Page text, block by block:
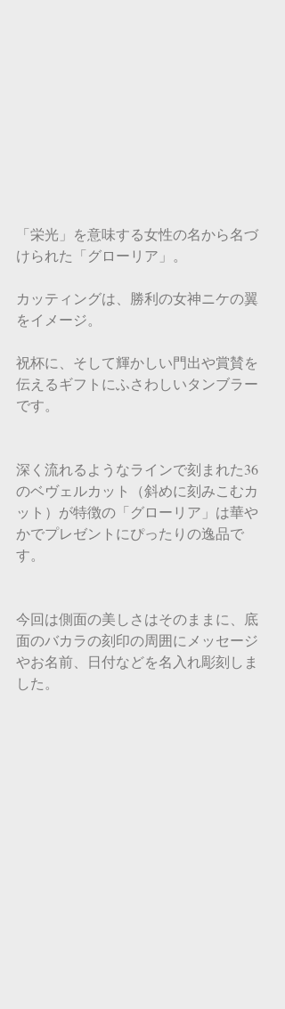
「栄光」を意味する女性の名から名づ
けられた「グローリア」。
カッティングは、勝利の女神ニケの翼
をイメージ。
祝杯に、そして輝かしい門出や賞賛を
伝えるギフトにふさわしいタンブラー
です。
深く流れるようなラインで刻まれた36
のベヴェルカット（斜めに刻みこむカ
ット）が特徴の「グローリア」は華や
かでプレゼントにぴったりの逸品で
す。
今回は側面の美しさはそのままに、底
面のバカラの刻印の周囲にメッセージ
やお名前、日付などを名入れ彫刻しま
した。